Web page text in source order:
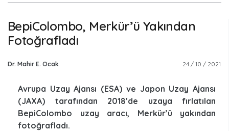
Analizleri
BepiColombo, Merkür’ü Yakından
Fotoğrafladı
Dr. Mahir E. Ocak 24 / 10 / 2021
Avrupa Uzay Ajansı (ESA) ve Japon Uzay Ajansı
(JAXA) tarafından 2018’de uzaya fırlatılan
BepiColombo uzay aracı, Merkür’ü yakından
fotoğrafladı.